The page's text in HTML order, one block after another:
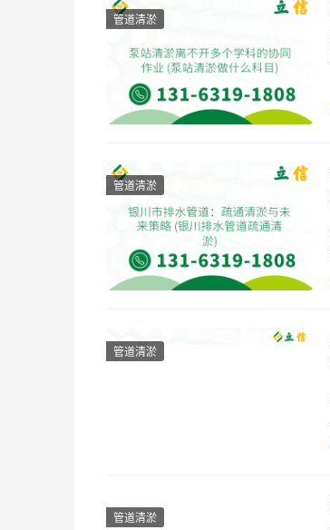
管道清淤
管道清淤
管道清淤
管道清淤